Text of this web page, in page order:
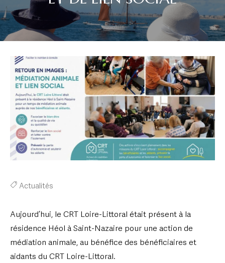
Actualités
Aujourd’hui, le CRT Loire-Littoral était présent à la
résidence Héol à Saint-Nazaire pour une action de
médiation animale, au bénéfice des bénéficiaires et
aidants du CRT Loire-Littoral.